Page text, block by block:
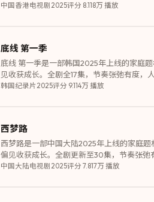
中国香港电视剧2025评分 8.118万 播放
底线 第一季
底线 第一季是一部韩国2025年上线的家庭
见收获成长。全剧全17集，节奏张弛有度，
韩国纪录片2025评分 9.114万 播放
西梦路
西梦路是一部中国大陆2025年上线的家庭
偏见收获成长。全剧更新至30集，节奏张弛
中国大陆电视剧2025评分 7.817万 播放